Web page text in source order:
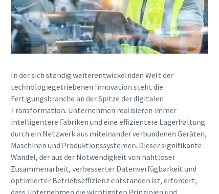
In der sich ständig weiterentwickelnden Welt der
technologiegetriebenen Innovation steht die
Fertigungsbranche an der Spitze der digitalen
Transformation. Unternehmen realisieren immer
intelligentere Fabriken und eine effizientere Lagerhaltung
durch ein Netzwerk aus miteinander verbundenen Geräten,
Maschinen und Produktionssystemen. Dieser signifikante
Wandel, der aus der Notwendigkeit von nahtloser
Zusammenarbeit, verbesserter Datenverfügbarkeit und
optimierter Betriebseffizienz entstanden ist, erfordert,
dass Unternehmen die wichtigsten Prinzipien und